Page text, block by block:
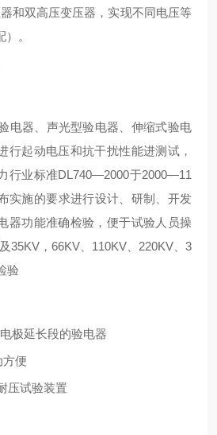
和双高压变压器，实现不同电压等
。
电器、声光型验电器、伸缩式验电
行起动电压和抗干扰性能进测试，
行业标准DL740—2000于2000—11
实施的要求进行设计、研制、开发
器功能准确检验，便于试验人员操
及35KV ， 66KV 110KV 220KV
3
验
极延长段的验电器
方便
压试验装置